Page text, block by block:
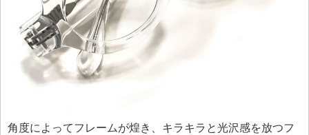
角度によってフレームが煌き、キラキラと光沢感を放つフ